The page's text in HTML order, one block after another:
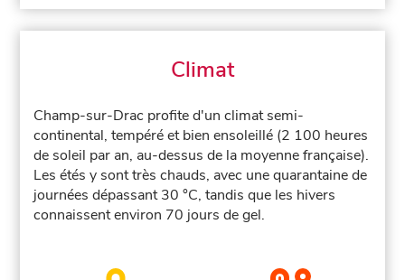
Climat
Champ-sur-Drac profite d'un climat semi-
continental, tempéré et bien ensoleillé (2 100 heures
de soleil par an, au-dessus de la moyenne française).
Les étés y sont très chauds, avec une quarantaine de
journées dépassant 30 °C, tandis que les hivers
connaissent environ 70 jours de gel.